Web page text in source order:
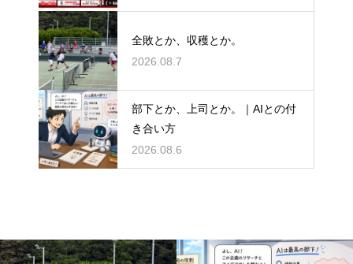
全敗とか、収穫とか。
2026.08.7
部下とか、上司とか。｜AIとの付
き合い方
2026.08.6